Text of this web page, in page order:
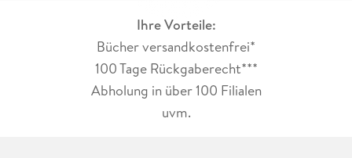
Ihre Vorteile:
Bücher versandkostenfrei*
100 Tage Rückgaberecht***
Abholung in über 100 Filialen
uvm.